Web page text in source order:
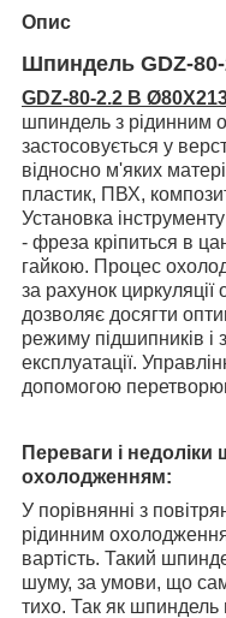
Опис
Шпиндель GDZ-
GDZ-80-2.2 B
шпиндель з рідинним
застосовується у
відносно м'яких
пластик, ПВХ,
Установка
- фреза кріпиться в
гайкою. Процес
за рахунок
дозволяє досягти
режиму підшипників і
експлуатації.
допомогою
Переваги і
охолодженням:
У порівнянні з
рідинним
вартість. Такий
шуму, за умови, що
тихо. Так як